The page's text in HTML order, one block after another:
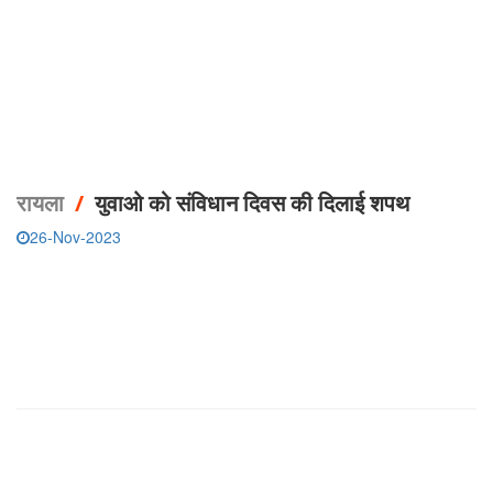
रायला/युवाओ को संविधान दिवस की दिलाई शपथ
26-Nov-2023